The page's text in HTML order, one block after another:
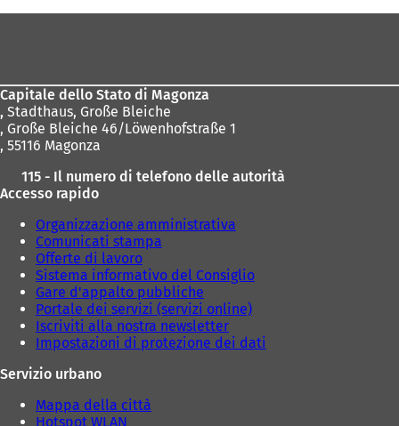
Capitale dello Stato di Magonza
, Stadthaus, Große Bleiche
, Große Bleiche 46/Löwenhofstraße 1
, 55116 Magonza
115 - Il numero di telefono delle autorità
Accesso rapido
Organizzazione amministrativa
Comunicati stampa
Offerte di lavoro
Sistema informativo del Consiglio
Gare d'appalto pubbliche
Portale dei servizi (servizi online)
Iscriviti alla nostra newsletter
Impostazioni di protezione dei dati
Servizio urbano
Mappa della città
Hotspot WLAN